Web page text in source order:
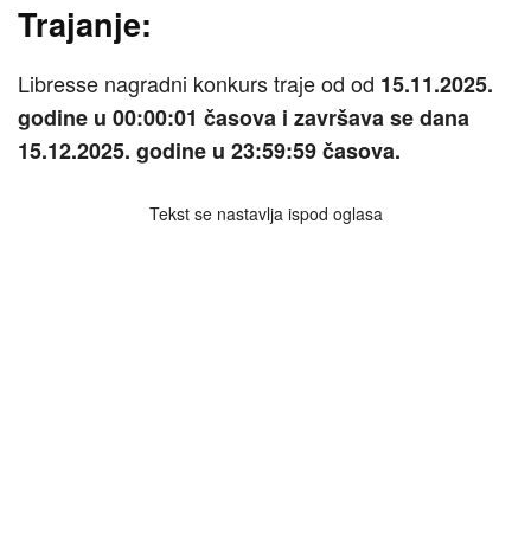
Trajanje:
Libresse nagradni konkurs traje od od 15.11.2025.
godine u 00:00:01 časova i završava se dana
15.12.2025. godine u 23:59:59 časova.
Tekst se nastavlja ispod oglasa